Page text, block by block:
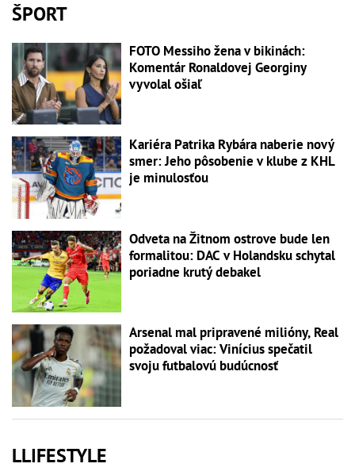
ŠPORT
FOTO Messiho žena v bikinách:
Komentár Ronaldovej Georginy
vyvolal ošiaľ
Kariéra Patrika Rybára naberie nový
smer: Jeho pôsobenie v klube z KHL
je minulosťou
Odveta na Žitnom ostrove bude len
formalitou: DAC v Holandsku schytal
poriadne krutý debakel
Arsenal mal pripravené milióny, Real
požadoval viac: Vinícius spečatil
svoju futbalovú budúcnosť
LLIFESTYLE